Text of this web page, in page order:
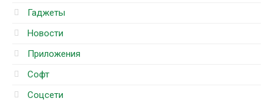
Гаджеты
Новости
Приложения
Софт
Соцсети